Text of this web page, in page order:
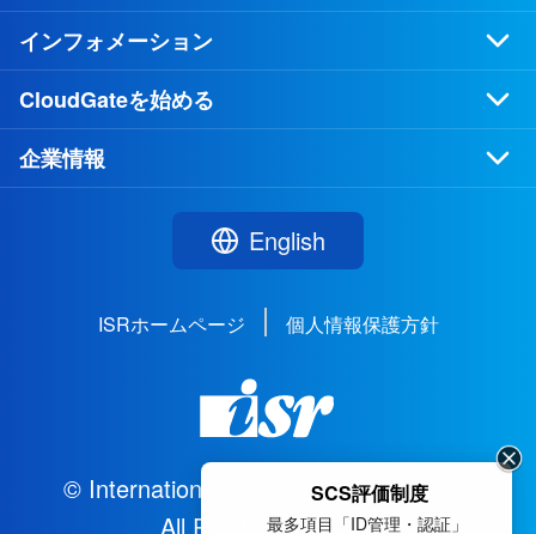
SCS評価制度
最多項目「ID管理・認証」
インフォメーション
CloudGateを始める
企業情報
English
ISRホームページ 個人情報保護方針
© International Systems Research Co.
All Rights Reserved.